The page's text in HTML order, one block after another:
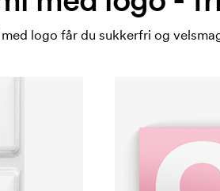
logo får du sukkerfri og